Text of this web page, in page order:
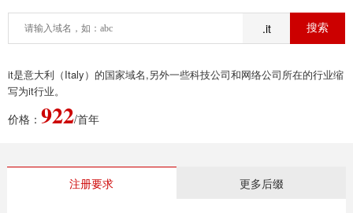
.it
it是意大利（Italy）的国家域名,另外一些科技公司和网络公司所在的行业缩
写为it行业。
价格： 922/首年
注册要求 更多后缀